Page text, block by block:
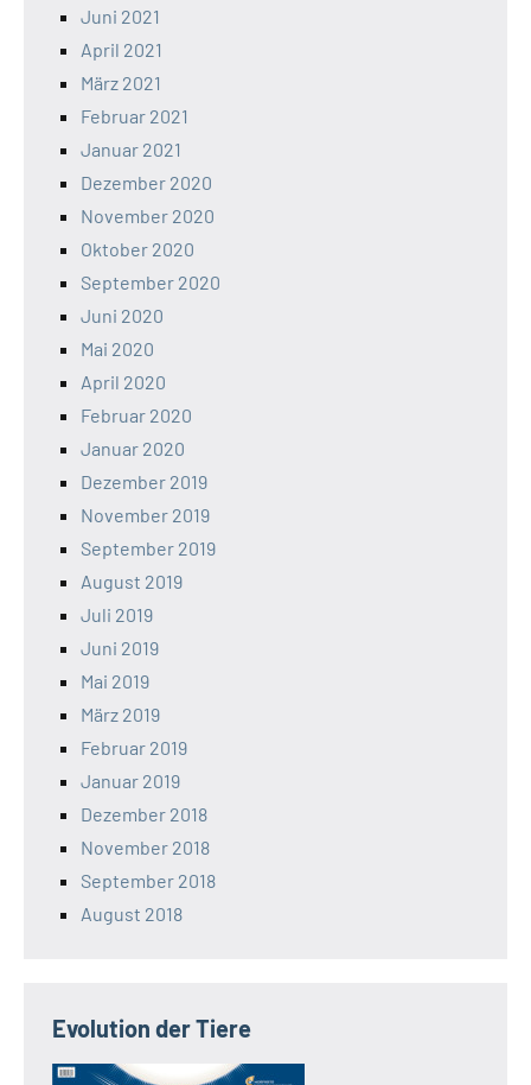
Juni 2021
April 2021
März 2021
Februar 2021
Januar 2021
Dezember 2020
November 2020
Oktober 2020
September 2020
Juni 2020
Mai 2020
April 2020
Februar 2020
Januar 2020
Dezember 2019
November 2019
September 2019
August 2019
Juli 2019
Juni 2019
Mai 2019
März 2019
Februar 2019
Januar 2019
Dezember 2018
November 2018
September 2018
August 2018
Evolution der Tiere